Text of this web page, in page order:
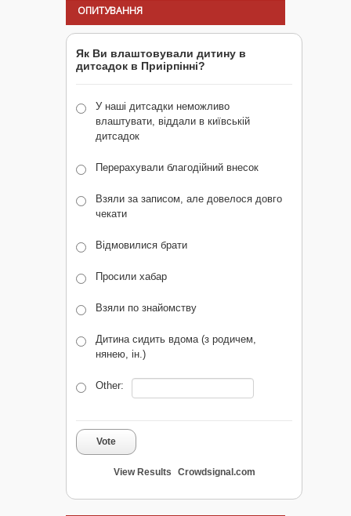
ОПИТУВАННЯ
Як Ви влаштовували дитину в
дитсадок в Приірпінні?
У наші дитсадки неможливо
влаштувати, віддали в київській
дитсадок
Перерахували благодійний внесок
Взяли за записом, але довелося довго
чекати
Відмовилися брати
Просили хабар
Взяли по знайомству
Дитина сидить вдома (з родичем,
нянею, ін.)
Other:
Vote
View Results Crowdsignal.com